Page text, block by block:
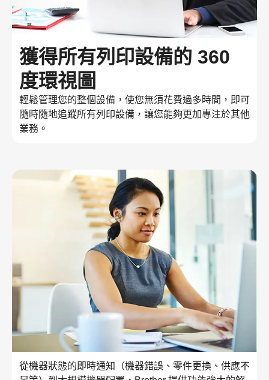
獲得所有列印設備的 360
度環視圖
輕鬆管理您的整個設備，使您無須花費過多時間，即可
隨時隨地追蹤所有列印設備，讓您能夠更加專注於其他
業務。
從機器狀態的即時通知（機器錯誤、零件更換、供應不